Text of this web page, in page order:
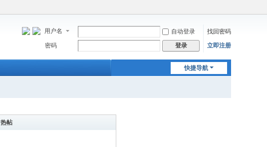
用户名 自动登录
找回密码
密码
登录 立即注册
快捷导航
热帖